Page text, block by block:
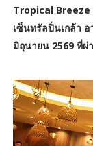
Tropical
เซ็นทรัลปิ่นเกล้า อ
มิถุนายน 2569 ที่ผ่